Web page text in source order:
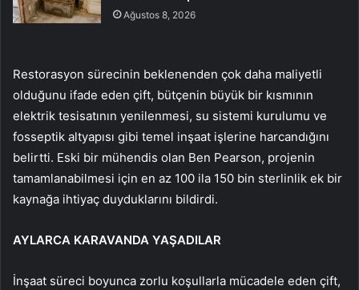
Ağustos 8, 2026
Restorasyon sürecinin beklenenden çok daha maliyetli
olduğunu ifade eden çift, bütçenin büyük bir kısmının
elektrik tesisatının yenilenmesi, su sistemi kurulumu ve
fosseptik altyapısı gibi temel inşaat işlerine harcandığını
belirtti. Eski bir mühendis olan Ben Pearson, projenin
tamamlanabilmesi için en az 100 ila 150 bin sterlinlik ek bir
kaynağa ihtiyaç duyduklarını bildirdi.
AYLARCA KARAVANDA YAŞADILAR
İnşaat süreci boyunca zorlu koşullarla mücadele eden çift,